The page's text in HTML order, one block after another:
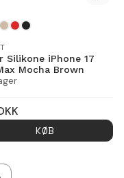
Silikone iPhone 17
Mocha Brown
KØB